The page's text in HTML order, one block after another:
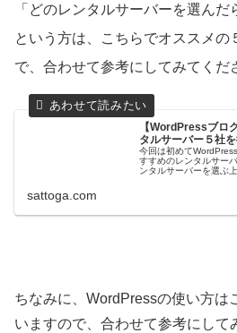
「どのレンタルサーバーを選んだ
という方は、こちらでオススメの
で、合わせて参考にしてみてくだ
【WordPressブロ
タルサーバー５社を
今回は初めて
すすめのレンタルサー
ンタルサーバーを選ぶ
sattoga.com
ちなみに、WordPressの使い方は
いますので、合わせて参考にして